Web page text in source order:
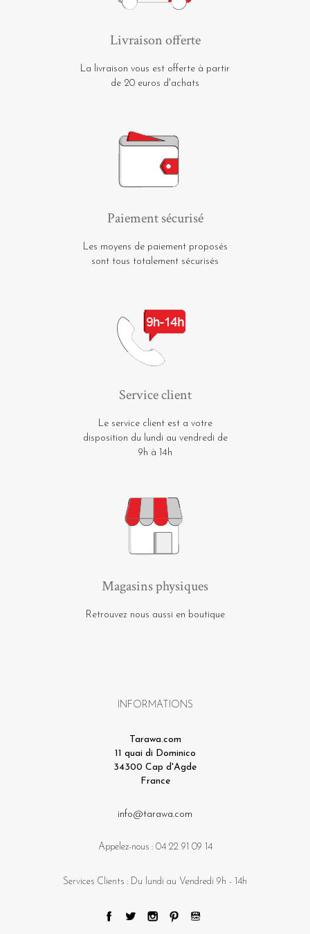
Livraison offerte
La livraison vous est offerte à partir
de 20 euros d'achats
Paiement sécurisé
Les moyens de paiement proposés
sont tous totalement sécurisés
Service client
Le service client est a votre
disposition du lundi au vendredi de
9h à 14h
Magasins physiques
Retrouvez nous aussi en boutique
INFORMATIONS
Tarawa.com
11 quai di Dominico
34300 Cap d'Agde
France
info@tarawa.com
Appelez-nous : 04 22 91 09 14
Services Clients : Du lundi au Vendredi 9h - 14h